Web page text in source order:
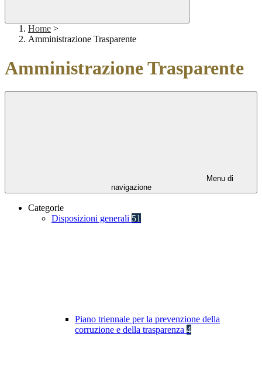
Home >
Amministrazione Trasparente
Amministrazione Trasparente
Menu di
navigazione
Categorie
Disposizioni generali 51
Piano triennale per la prevenzione della
corruzione e della trasparenza 4